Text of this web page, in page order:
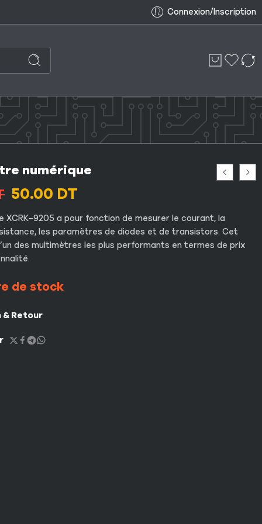
Connexion/Inscription
numérique
50.00 DT
XCRK–9205 a pour fonction de mesurer le courant, la
les paramètres de diodes et de transistors. Cet
des multimètres les plus performants en termes de prix
de stock
& Retour